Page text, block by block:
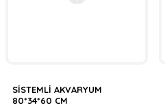
SİSTEMLİ AKVARYUM
80*34*60 CM